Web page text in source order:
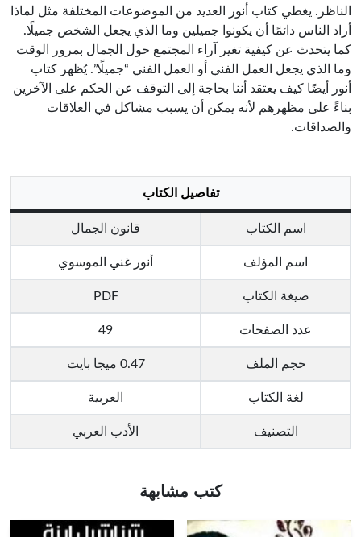
الناظر. يغطي كتاب أنور العديد من الموضوعات المختلفة مثل لماذا
أراد الناس دائمًا أن يكونوا جميلين وما الذي يجعل الشخص جميلًا.
كما يتحدث عن كيفية تغير آراء المجتمع حول الجمال بمرور الوقت
وما الذي يجعل العمل الفني أو العمل الفني “جميلًا”. يُظهر كتاب
أنور أيضًا كيف يعتقد أننا بحاجة إلى التوقف عن الحكم على الآخرين
بناءً على مظهرهم لأنه يمكن أن يسبب مشاكل في العلاقات
والصداقات.
تفاصيل الكتاب
اسم الكتاب قانون الجمال
اسم المؤلف أنور غني الموسوي
صيغة الكتاب PDF
عدد الصفحات 49
حجم الملف 0.47 ميجا بايت
لغة الكتاب العربية
التصنيف الأدب العربي
كتب مشابهة